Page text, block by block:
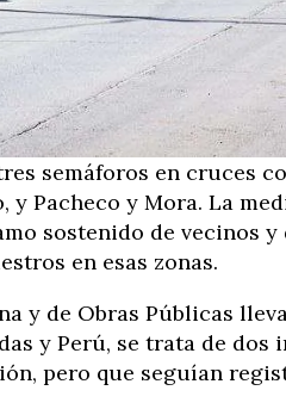
semáforos en cruces
y Pacheco y Mora. La
sostenido de vecinos
en esas zonas.
y de Obras Públicas
y Perú, se trata de
pero que seguían